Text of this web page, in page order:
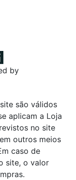
by
são válidos
aplicam a Loja
no site
outros meios
caso de
site, o valor